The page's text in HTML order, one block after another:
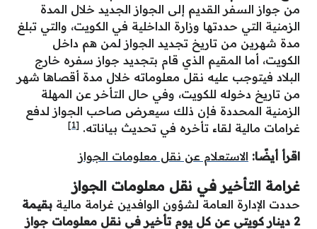
من جواز السفر القديم إلى الجواز الجديد خلال المدة
الزمنية التي حددتها وزارة الداخلية في الكويت، والتي تبلغ
مدة شهرين من تاريخ تجديد الجواز لمن هم داخل
الكويت، أما المقيم الذي قام بتجديد جواز سفره خارج
البلاد فيتوجب عليه نقل معلوماته خلال مدة أقصاها شهر
من تاريخ دخوله للكويت، وفي حال التأخر عن المهلة
الزمنية المحددة فإن ذلك سيعرض صاحب الجواز لدفع
غرامات مالية لقاء تأخره في تحديث بياناته. [1]
اقرأ أيضًا: الاستعلام عن نقل معلومات الجواز
غرامة التأخير في نقل معلومات الجواز
حددت الإدارة العامة لشؤون الوافدين غرامة مالية بقيمة
2 دينار كويتي عن كل يوم تأخير في نقل معلومات جواز